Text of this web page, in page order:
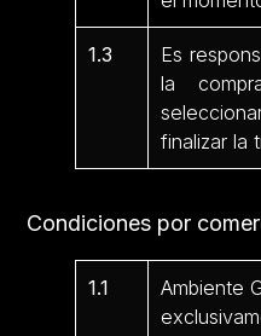
1.3
Es
la
finalizar la
Condiciones por
1.1
Ambiente